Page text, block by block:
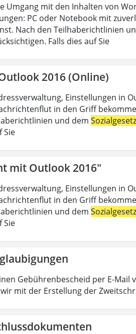
Umgang mit den Inhalten von
PC oder Notebook mit
Nach den Teilhaberichtlinien
Falls dies auf Sie
2016 (Online)
Einstellungen in
in den Griff
und dem
Sie
mit Outlook 2016"
Einstellungen in
in den Griff
und dem
Sie
Gebührenbescheid per E-Mail
mit der Erstellung der